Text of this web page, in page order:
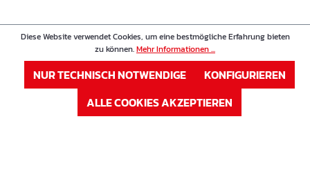
Diese Website verwendet Cookies, um eine bestmögliche Erfahrung bieten
zu können.Mehr Informationen ...
NUR TECHNISCH NOTWENDIGE
KONFIGURIEREN
ALLE COOKIES AKZEPTIEREN